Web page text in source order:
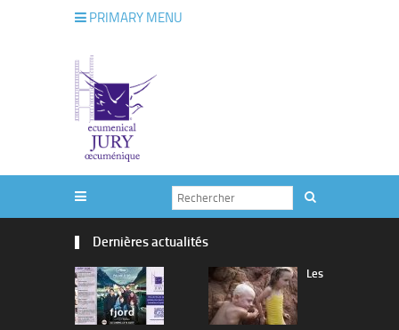
PRIMARY MENU
Dernières actualités
Les